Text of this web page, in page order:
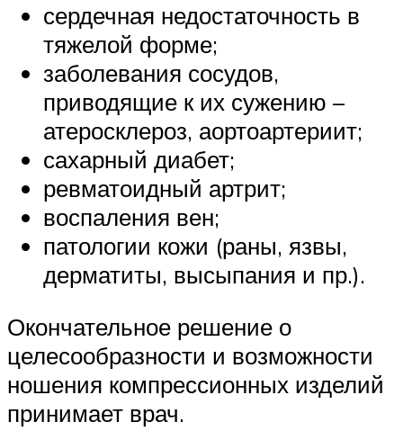
сердечная недостаточность в
тяжелой форме;
заболевания сосудов,
приводящие к их сужению –
атеросклероз, аортоартериит;
сахарный диабет;
ревматоидный артрит;
воспаления вен;
патологии кожи (раны, язвы,
дерматиты, высыпания и пр.).
Окончательное решение о
целесообразности и возможности
ношения компрессионных изделий
принимает врач.